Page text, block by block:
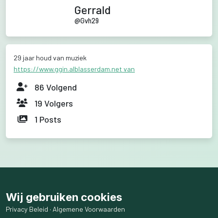
Gerrald
@Gvh29
29 jaar houd van muziek
https://www.ggin.alblasserdam.net van
86 Volgend
19 Volgers
1 Posts
Wij gebruiken cookies
Privacy Beleid · Algemene Voorwaarden